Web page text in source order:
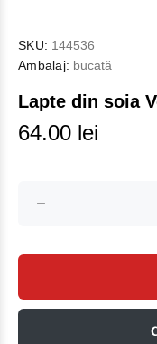
SKU: 144536
Ambalaj: bucată
Lapte din soia
64.00 lei